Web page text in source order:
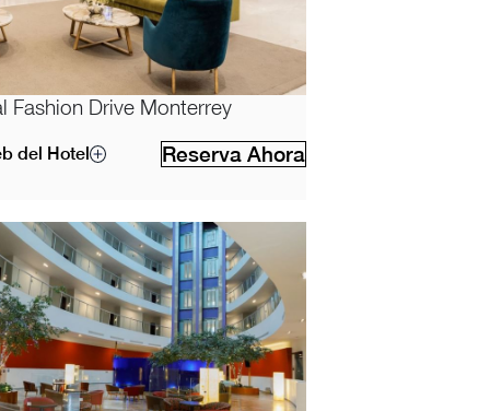
Fashion Drive Monterrey
del Hotel Reserva Ahora